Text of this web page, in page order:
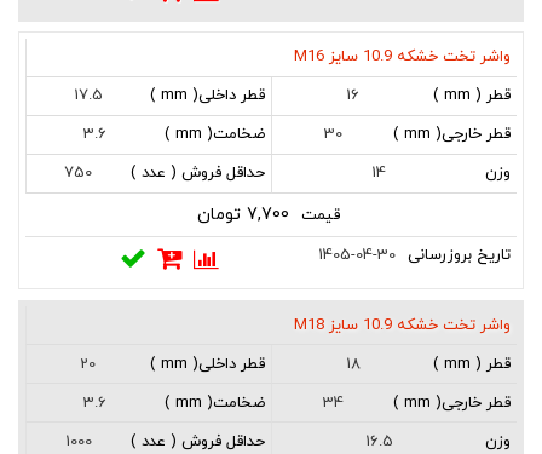
واشر تخت خشکه 10.9 سایز M16
16
17.5
30
3.6
14
750
1405-04-30
واشر تخت خشکه 10.9 سایز M18
18
20
34
3.6
16.5
1000